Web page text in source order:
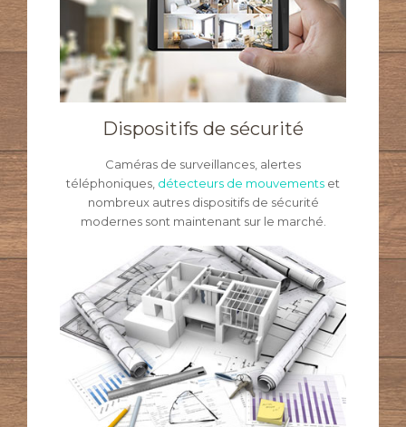
Dispositifs de sécurité
Caméras de surveillances, alertes
téléphoniques, détecteurs de mouvements et
nombreux autres dispositifs de sécurité
modernes sont maintenant sur le marché.